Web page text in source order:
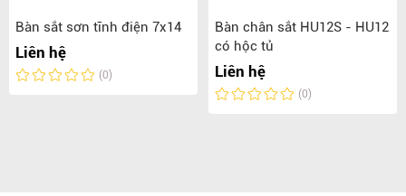
Bàn sắt sơn tĩnh điện 7x14
Liên hệ
(0)
Bàn chân sắt HU12S - HU12
có hộc tủ
Liên hệ
(0)